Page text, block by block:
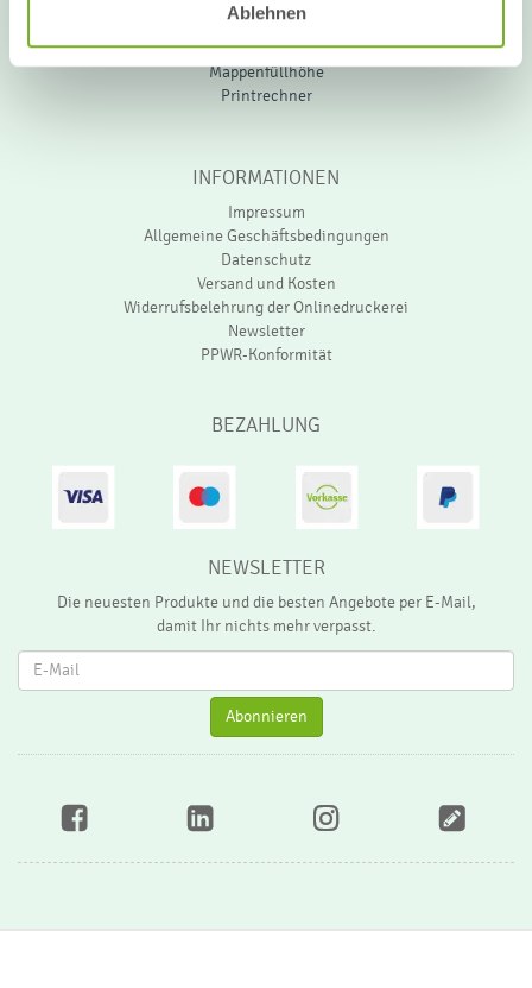
Ablehnen
Grafikservice
Individualanfragen
Mappenfüllhöhe
Printrechner
INFORMATIONEN
Impressum
Allgemeine Geschäftsbedingungen
Datenschutz
Versand und Kosten
Widerrufsbelehrung der Onlinedruckerei
Newsletter
PPWR-Konformität
BEZAHLUNG
NEWSLETTER
Die neuesten Produkte und die besten Angebote per E-Mail,
damit Ihr nichts mehr verpasst.
Abonnieren